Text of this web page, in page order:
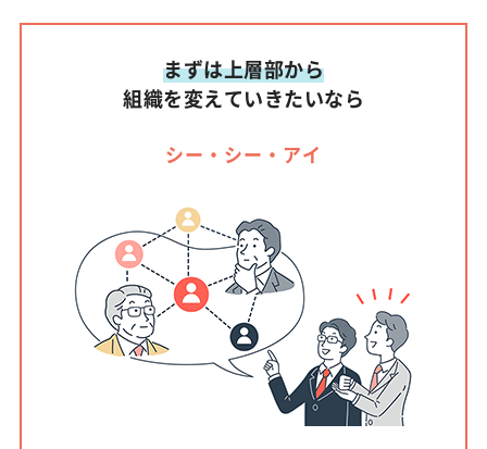
まずは上層部から
組織を変えていきたいなら
シー・シー・アイ